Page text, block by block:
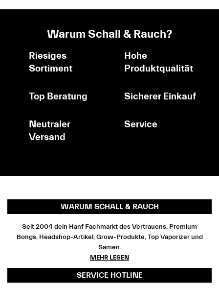
Warum Schall & Rauch?
Riesiges
Sortiment
Hohe
Produktqualität
Top Beratung Sicherer Einkauf
Neutraler
Versand
Service
WARUM SCHALL & RAUCH
Seit 2004 dein Hanf Fachmarkt des Vertrauens. Premium
Bongs, Headshop-Artikel, Grow-Produkte, Top Vaporizer und
Samen.
MEHR LESEN
SERVICE HOTLINE